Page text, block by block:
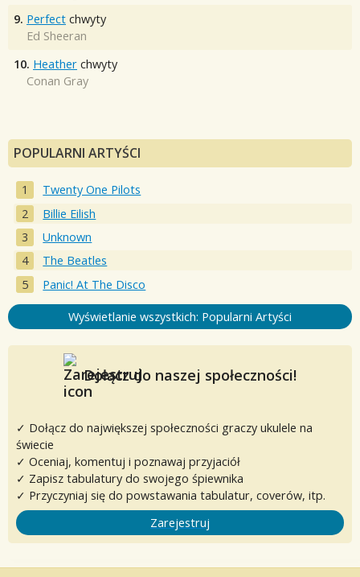
9. Perfect chwyty
Ed Sheeran
10. Heather chwyty
Conan Gray
POPULARNI ARTYŚCI
Twenty One Pilots
Billie Eilish
Unknown
The Beatles
Panic! At The Disco
Wyświetlanie wszystkich: Popularni Artyści
Dołącz do naszej społeczności!
✓ Dołącz do największej społeczności graczy ukulele na
świecie
✓ Oceniaj, komentuj i poznawaj przyjaciół
✓ Zapisz tabulatury do swojego śpiewnika
✓ Przyczyniaj się do powstawania tabulatur, coverów, itp.
Zarejestruj